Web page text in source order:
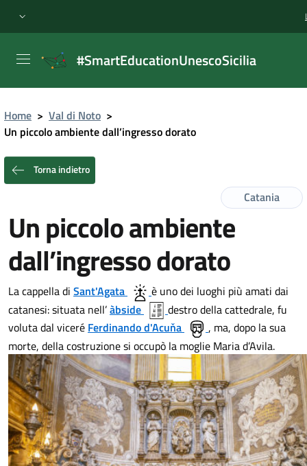
#SmartEducationUnescoSicilia
Home > Val di Noto >
Un piccolo ambiente dall’ingresso dorato
Torna indietro
Catania
Un piccolo ambiente
dall’ingresso dorato
La cappella di Sant'Agata
è uno dei luoghi più amati dai
catanesi: situata nell’àbside
destro della cattedrale, fu
voluta dal viceré Ferdinando d'Acuňa
, ma, dopo la sua
morte, della costruzione si occupò la moglie Maria d’Avila.